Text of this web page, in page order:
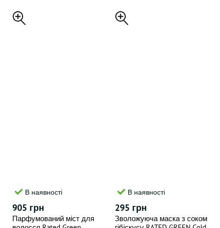
мл
В наявності
905 грн
Парфумований міст для
В наявності
295 грн
Зволожуюча маска з соком